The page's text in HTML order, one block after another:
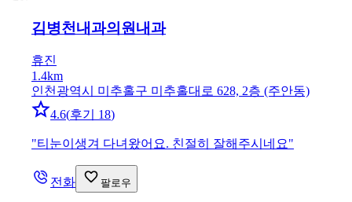
김병천내과의원 내과
휴진
1.4km
인천광역시 미추홀구 미추홀대로 628, 2층 (주안동)
4.6(후기 18)
"티눈이생겨 다녀왔어요. 친절히 잘해주시네요"
전화 팔로우